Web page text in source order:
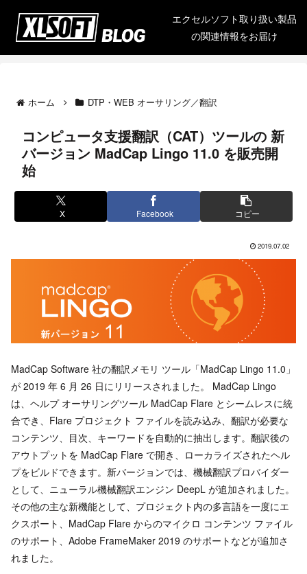
エクセルソフト取り扱い製品
の関連情報をお届け
ホーム DTP・WEB オーサリング／翻訳
コンピュータ支援翻訳（CAT）ツールの 新
バージョン MadCap Lingo 11.0 を販売開
始
X Facebook コピー
2019.07.02
MadCap Software 社の翻訳メモリ ツール「MadCap Lingo 11.0」
が 2019 年 6 月 26 日にリリースされました。 MadCap Lingo
は、ヘルプ オーサリングツール MadCap Flare とシームレスに統
合でき、Flare プロジェクト ファイルを読み込み、翻訳が必要な
コンテンツ、目次、キーワードを自動的に抽出します。翻訳後の
アウトプットを MadCap Flare で開き、ローカライズされたヘル
プをビルドできます。新バージョンでは、機械翻訳プロバイダー
として、ニューラル機械翻訳エンジン DeepL が追加されました。
その他の主な新機能として、プロジェクト内の多言語を一度にエ
クスポート、MadCap Flare からのマイクロ コンテンツ ファイル
のサポート、Adobe FrameMaker 2019 のサポートなどが追加さ
れました。